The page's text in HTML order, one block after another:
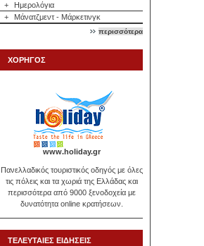
+
Ημερολόγια
+
Μάνατζμεντ - Μάρκετινγκ
περισσότερα
ΧΟΡΗΓΟΣ
www.holiday.gr
Πανελλαδικός τουριστικός οδηγός με όλες
τις πόλεις και τα χωριά της Ελλάδας και
περισσότερα από 9000 ξενοδοχεία με
δυνατότητα online κρατήσεων.
ΤΕΛΕΥΤΑΙΕΣ ΕΙΔΗΣΕΙΣ